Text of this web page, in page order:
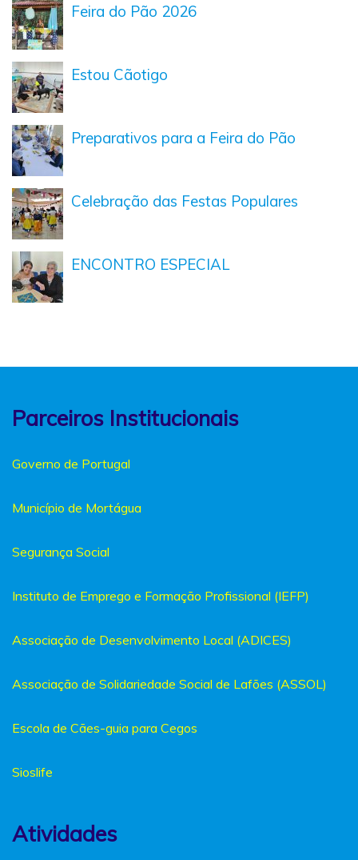
Feira do Pão 2026
Estou Cãotigo
Preparativos para a Feira do Pão
Celebração das Festas Populares
ENCONTRO ESPECIAL
Parceiros Institucionais
Governo de Portugal
Município de Mortágua
Segurança Social
Instituto de Emprego e Formação Profissional (IEFP)
Associação de Desenvolvimento Local (ADICES)
Associação de Solidariedade Social de Lafões (ASSOL)
Escola de Cães-guia para Cegos
Sioslife
Atividades